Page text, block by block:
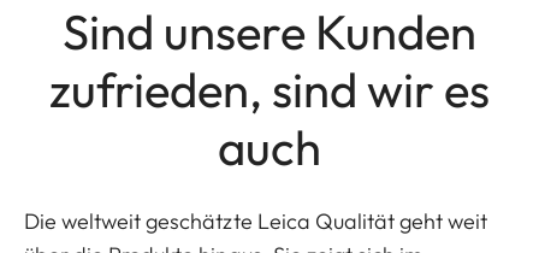
Sind unsere Kunden
zufrieden, sind wir es
auch
Die weltweit geschätzte Leica Qualität geht weit